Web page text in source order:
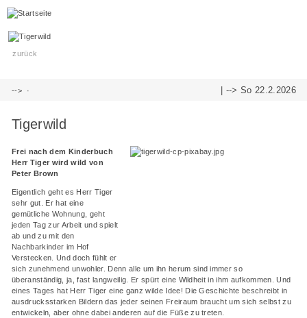
zurück
--> · | -->So 22.2.2026
Tigerwild
Frei nach dem Kinderbuch
Herr Tiger wird wild von
Peter Brown
Eigentlich geht es Herr Tiger
sehr gut. Er hat eine
gemütliche Wohnung, geht
jeden Tag zur Arbeit und spielt
ab und zu mit den
Nachbarkinder im Hof
Verstecken. Und doch fühlt er
sich zunehmend unwohler. Denn alle um ihn herum sind immer so
überanständig, ja, fast langweilig. Er spürt eine Wildheit in ihm aufkommen. Und
eines Tages hat Herr Tiger eine ganz wilde Idee! Die Geschichte beschreibt in
ausdrucksstarken Bildern das jeder seinen Freiraum braucht um sich selbst zu
entwickeln, aber ohne dabei anderen auf die Füße zu treten.